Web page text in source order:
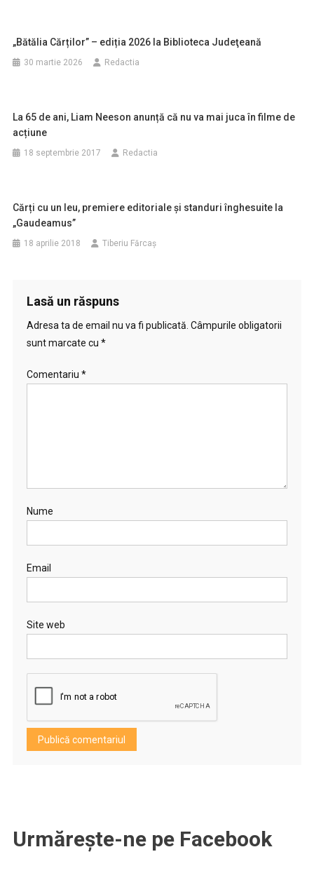
„Bătălia Cărților” – ediția 2026 la Biblioteca Judeţeană
30 martie 2026 Redactia
La 65 de ani, Liam Neeson anunță că nu va mai juca în filme de
acțiune
18 septembrie 2017 Redactia
Cărți cu un leu, premiere editoriale și standuri înghesuite la
„Gaudeamus”
18 aprilie 2018 Tiberiu Fărcaş
Lasă un răspuns
Adresa ta de email nu va fi publicată. Câmpurile obligatorii
sunt marcate cu *
Comentariu *
Nume
Email
Site web
Urmărește-ne pe Facebook